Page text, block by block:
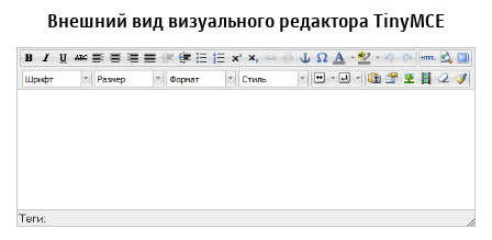
Внешний вид визуального редактора TinyMCE